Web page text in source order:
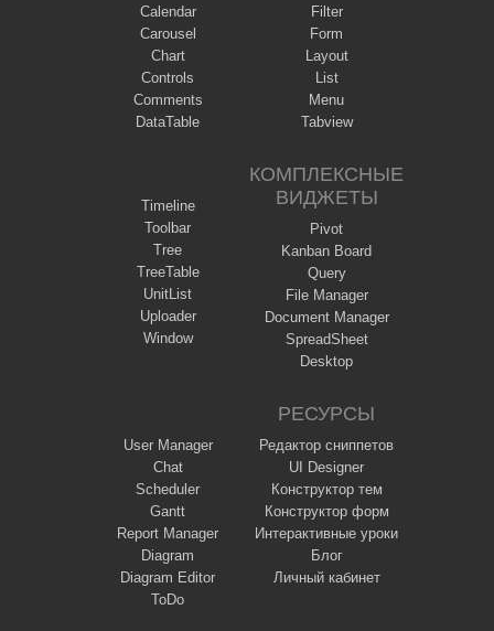
Calendar
Carousel
Chart
Controls
Comments
DataTable
Filter
Form
Layout
List
Menu
Tabview
Timeline
Toolbar
Tree
TreeTable
UnitList
Uploader
Window
КОМПЛЕКСНЫЕ
ВИДЖЕТЫ
Pivot
Kanban Board
Query
File Manager
Document Manager
SpreadSheet
Desktop
User Manager
Chat
Scheduler
Gantt
Report Manager
Diagram
Diagram Editor
ToDo
РЕСУРСЫ
Редактор сниппетов
UI Designer
Конструктор тем
Конструктор форм
Интерактивные уроки
Блог
Личный кабинет